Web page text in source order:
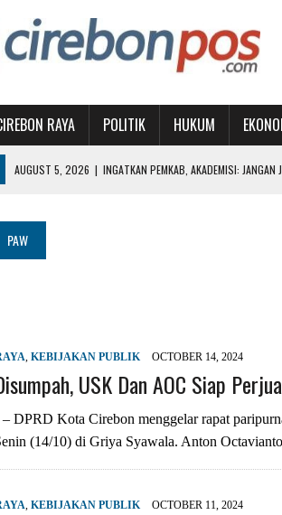
RAYA POLITIK HUKUM
AUGUST 5, 2026 | INGATKAN PEMKAB, AKADEMISI:
| WUJUDKAN PENDIDIKAN BERKUALITAS, BUPATI IMRON
PAW
, KEBIJAKAN PUBLIK OCTOBER 14, 2024
USK Dan AOC Siap
DPRD Kota Cirebon menggelar rapat
(14/10) di Griya Syawala. Anton
, KEBIJAKAN PUBLIK OCTOBER 11, 2024